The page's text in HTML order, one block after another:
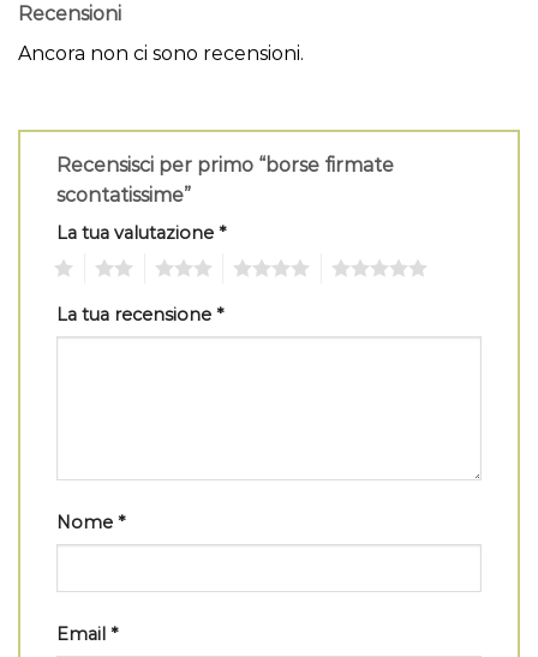
Recensioni
Ancora non ci sono recensioni.
Recensisci per primo “borse firmate
scontatissime”
La tua valutazione *
La tua recensione *
Nome *
Email *